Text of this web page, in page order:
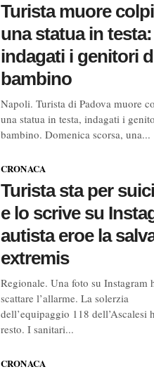
Turista muore
una statua in testa:
indagati i genitori
bambino
Napoli. Turista di Padova muore
una statua in testa, indagati i
bambino. Domenica scorsa, una...
CRONACA
Turista sta per
e lo scrive su
autista eroe la
extremis
Regionale. Una foto su Instagram
scattare l’allarme. La solerzia
dell’equipaggio 118 dell’Ascalesi
resto. I sanitari...
CRONACA